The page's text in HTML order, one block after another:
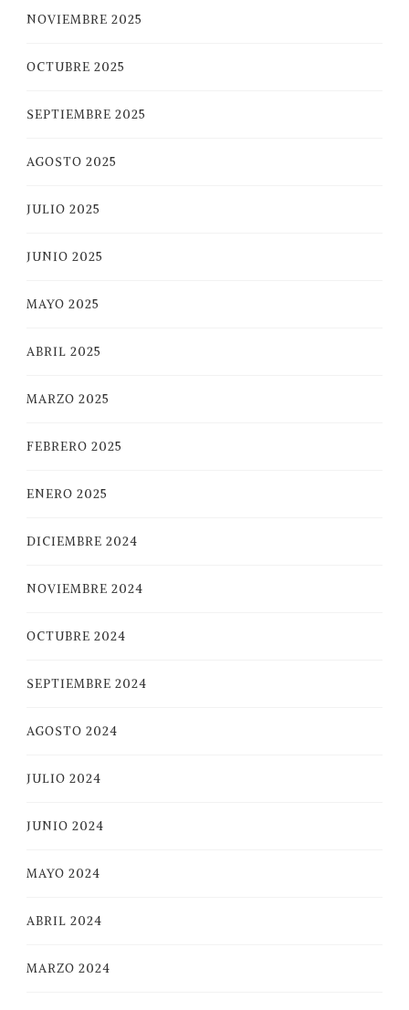
NOVIEMBRE 2025
OCTUBRE 2025
SEPTIEMBRE 2025
AGOSTO 2025
JULIO 2025
JUNIO 2025
MAYO 2025
ABRIL 2025
MARZO 2025
FEBRERO 2025
ENERO 2025
DICIEMBRE 2024
NOVIEMBRE 2024
OCTUBRE 2024
SEPTIEMBRE 2024
AGOSTO 2024
JULIO 2024
JUNIO 2024
MAYO 2024
ABRIL 2024
MARZO 2024